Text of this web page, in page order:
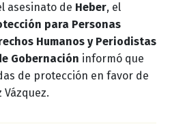
asesinato de Heber, el
para Personas
Humanos y Periodistas
Gobernación informó que
de protección en favor de